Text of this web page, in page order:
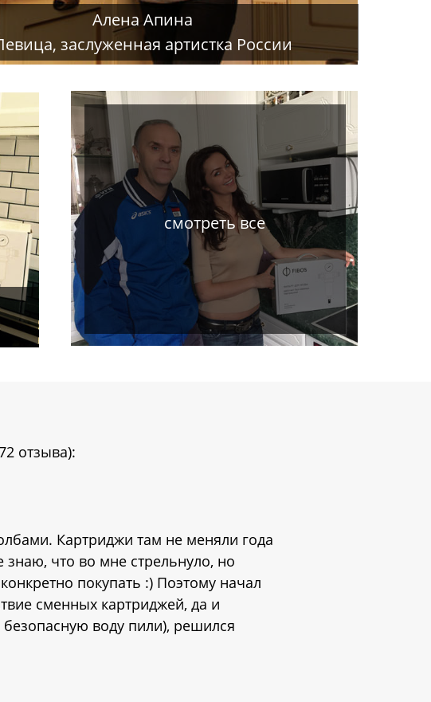
Алена Апина
заслуженная артистка России
смотреть все
отзыва):
Картриджи там не меняли года
что во мне стрельнуло, но
покупать :) Поэтому начал
сменных картриджей, да и
безопасную воду пили), решился